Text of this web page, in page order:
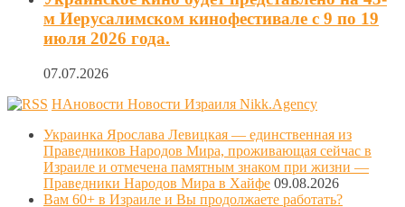
м Иерусалимском кинофестивале с 9 по 19
июля 2026 года.
07.07.2026
НАновости Новости Израиля Nikk.Agency
Украинка Ярослава Левицкая — единственная из
Праведников Народов Мира, проживающая сейчас в
Израиле и отмечена памятным знаком при жизни —
Праведники Народов Мира в Хайфе 09.08.2026
Вам 60+ в Израиле и Вы продолжаете работать?